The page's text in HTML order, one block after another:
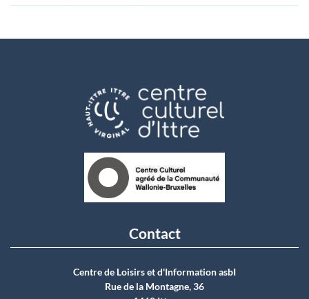
Contact
Centre de Loisirs et d'Information asbI
Rue de la Montagne, 36